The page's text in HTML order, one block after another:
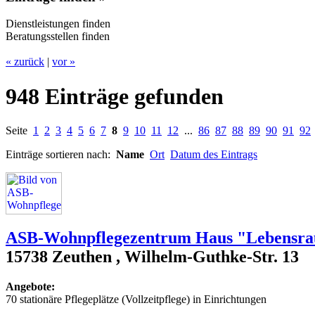
Dienstleistungen finden
Beratungsstellen finden
« zurück | vor »
948 Einträge gefunden
Seite 1 2 3 4 5 6 7 8 9 10 11 12 ... 86 87 88 89 90 91 92
Einträge sortieren nach: Name Ort Datum des Eintrags
ASB-Wohnpflegezentrum Haus
15738 Zeuthen , Wilhelm-Guthke-Str. 13
Angebote:
70 stationäre Pflegeplätze (Vollzeitpflege) in Einrichtungen